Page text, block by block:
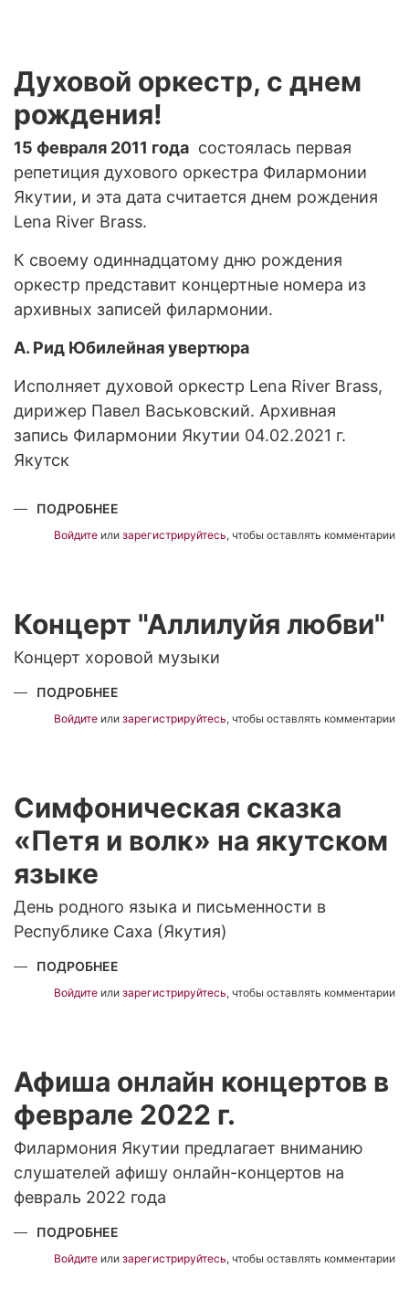
Духовой оркестр, с днем
рождения!
15 февраля 2011 года состоялась первая
репетиция духового оркестра Филармонии
Якутии, и эта дата считается днем рождения
Lena River Brass.
К своему одиннадцатому дню рождения
оркестр представит концертные номера из
архивных записей филармонии.
А. Рид Юбилейная увертюра
Исполняет духовой оркестр Lena River Brass,
дирижер Павел Васьковский. Архивная
запись Филармонии Якутии 04.02.2021 г.
Якутск
ПОДРОБНЕЕ
ОРКЕСТР,
Войдите или зарегистрируйтесь, чтобы оставлять комментарии
Концерт "Аллилуйя любви"
Концерт хоровой музыки
ПОДРОБНЕЕ
"АЛЛИЛУЙЯ
ЛЮБВИ"
Войдите или зарегистрируйтесь, чтобы оставлять комментарии
Симфоническая сказка
«Петя и волк» на якутском
языке
День родного языка и письменности в
Республике Саха (Якутия)
ПОДРОБНЕЕ
СКАЗКА
«ПЕТЯ
Войдите или зарегистрируйтесь, чтобы оставлять комментарии
Афиша онлайн концертов в
феврале 2022 г.
Филармония Якутии предлагает вниманию
слушателей афишу онлайн-концертов на
февраль 2022 года
ПОДРОБНЕЕ
ОНЛАЙН
КОНЦЕРТОВ
Войдите или зарегистрируйтесь, чтобы оставлять комментарии